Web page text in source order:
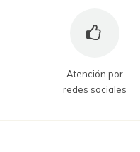
Atención por
redes sociales